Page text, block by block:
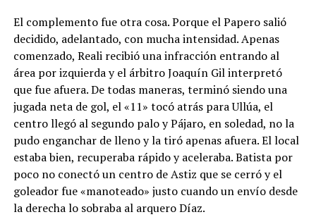
El complemento fue otra cosa. Porque el Papero salió
decidido, adelantado, con mucha intensidad. Apenas
comenzado, Reali recibió una infracción entrando al
área por izquierda y el árbitro Joaquín Gil interpretó
que fue afuera. De todas maneras, terminó siendo una
jugada neta de gol, el «11» tocó atrás para Ullúa, el
centro llegó al segundo palo y Pájaro, en soledad, no la
pudo enganchar de lleno y la tiró apenas afuera. El local
estaba bien, recuperaba rápido y aceleraba. Batista por
poco no conectó un centro de Astiz que se cerró y el
goleador fue «manoteado» justo cuando un envío desde
la derecha lo sobraba al arquero Díaz.